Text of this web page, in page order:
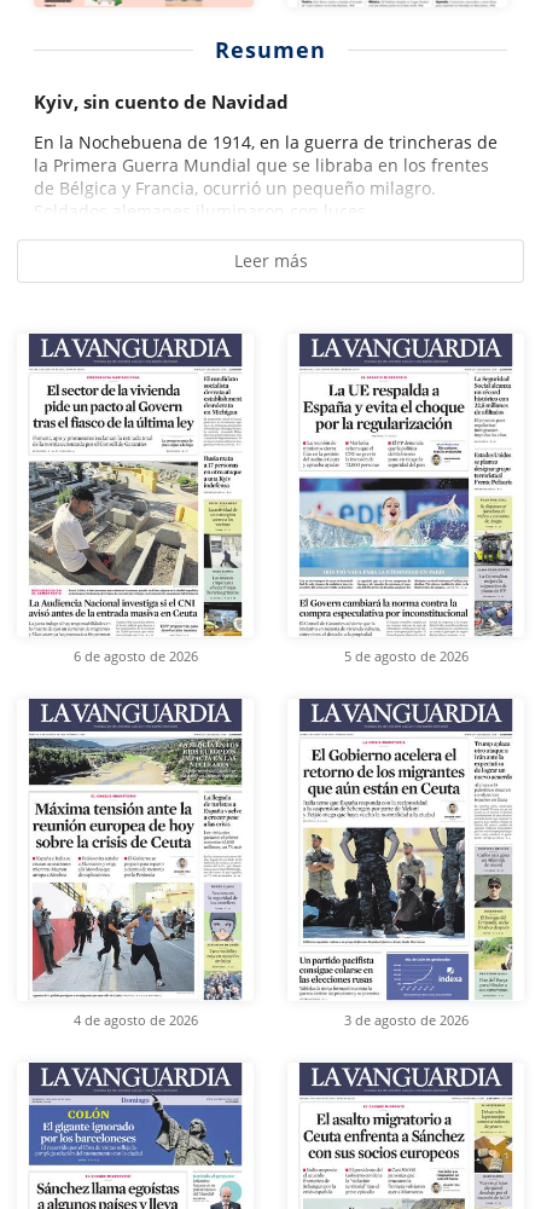
Resumen
Kyiv, sin cuento de Navidad
En la Nochebuena de 1914, en la guerra de trincheras de
la Primera Guerra Mundial que se libraba en los frentes
de Bélgica y Francia, ocurrió un pequeño milagro.
Soldados alemanes iluminaron con luces...
Leer más
6 de agosto de 2026 5 de agosto de 2026
4 de agosto de 2026 3 de agosto de 2026